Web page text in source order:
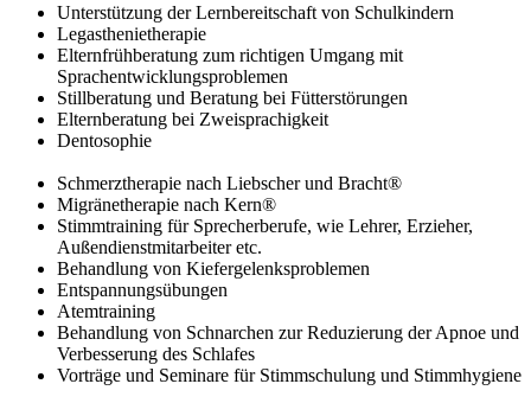
Unterstützung der Lernbereitschaft von Schulkindern
Legasthenietherapie
Elternfrühberatung zum richtigen Umgang mit
Sprachentwicklungsproblemen
Stillberatung und Beratung bei Fütterstörungen
Elternberatung bei Zweisprachigkeit
Dentosophie
Schmerztherapie nach Liebscher und Bracht®
Migränetherapie nach Kern®
Stimmtraining für Sprecherberufe, wie Lehrer, Erzieher,
Außendienstmitarbeiter etc.
Behandlung von Kiefergelenksproblemen
Entspannungsübungen
Atemtraining
Behandlung von Schnarchen zur Reduzierung der Apnoe und
Verbesserung des Schlafes
Vorträge und Seminare für Stimmschulung und Stimmhygiene